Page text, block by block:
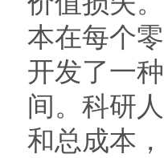
本在每个
开发了一
间。科研
和总成本 ，